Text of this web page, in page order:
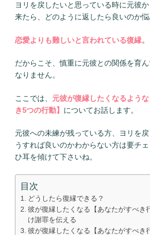
ヨリを戻したいと思っている時に元彼
来たら、どのように返したら良いのか悩
恋愛よりも難しいと言われている復縁。
だからこそ、慎重に元彼との関係を育
なりません。
ここでは、 元彼が復縁したくなるような
き5つの行動】 についてお話します。
元彼への未練が残っている方、ヨリを
うすれば良いのかわからない方は要チ
ひ耳を傾けて下さいね。
目次
どうしたら復縁できる？
彼が復縁したくなる【あなたがすべき
け謝罪を伝える
彼が復縁したくなる【あなたがすべき